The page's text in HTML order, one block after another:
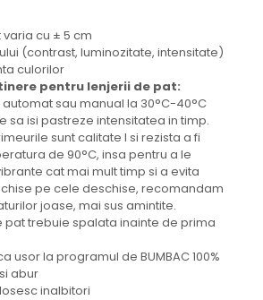
cu ± 5 cm
(contrast, luminozitate, intensitate)
culorilor
pentru lenjerii de pat:
sau manual la 30°C-40°C
sa isi pastreze intensitatea in timp.
sunt calitate I si rezista a fi
de 90°C, insa pentru a le
cat mai mult timp si a evita
pe cele deschise, recomandam
joase, mai sus amintite.
pat trebuie spalata inainte de prima
usor la programul de BUMBAC 100%
abur
inalbitori